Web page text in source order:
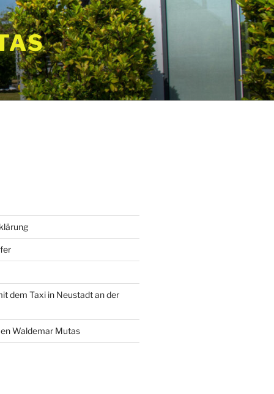
dem Taxi in Neustadt an der
Waldemar Mutas